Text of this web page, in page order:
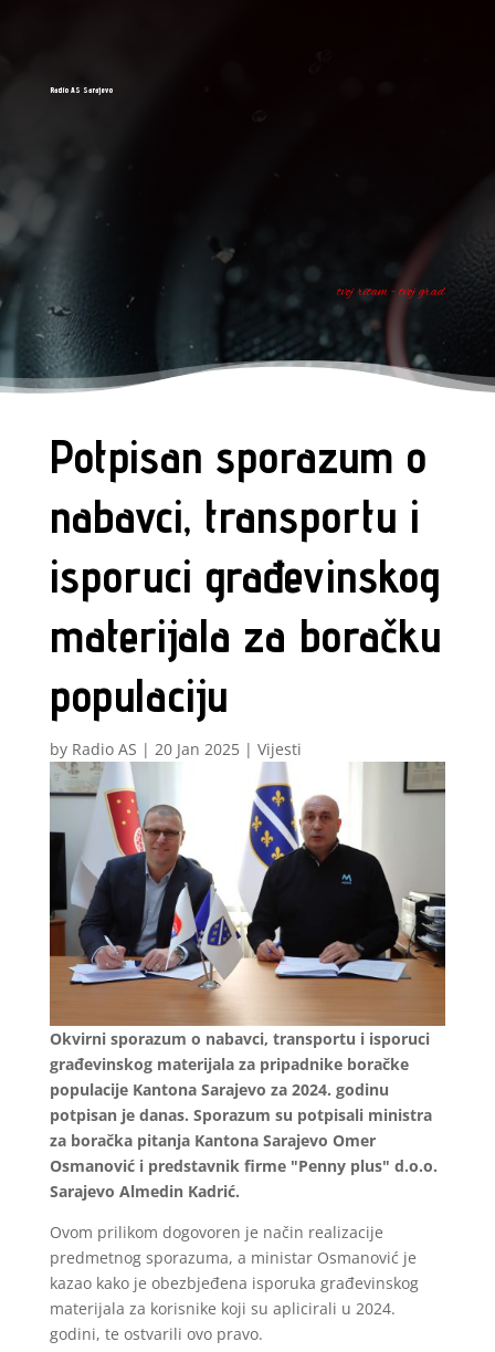
Radio AS Sarajevo
tvoj ritam - tvoj grad
Potpisan sporazum o
nabavci, transportu i
isporuci građevinskog
materijala za boračku
populaciju
by Radio AS | 20 Jan 2025| Vijesti
Okvirni sporazum o nabavci, transportu i isporuci
građevinskog materijala za pripadnike boračke
populacije Kantona Sarajevo za 2024. godinu
potpisan je danas. Sporazum su potpisali ministra
za boračka pitanja Kantona Sarajevo Omer
Osmanović i predstavnik firme "Penny plus" d.o.o.
Sarajevo Almedin Kadrić.
Ovom prilikom dogovoren je način realizacije
predmetnog sporazuma, a ministar Osmanović je
kazao kako je obezbjeđena isporuka građevinskog
materijala za korisnike koji su aplicirali u 2024.
godini, te ostvarili ovo pravo.